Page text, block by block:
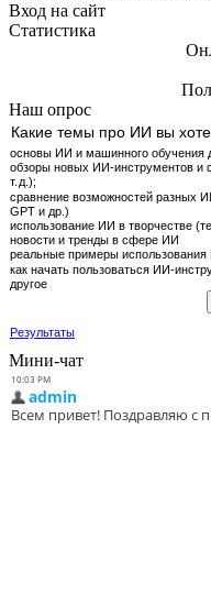
Вход на сайт
Статистика
Наш опрос
Какие темы про ИИ вы
основы ИИ и машинного обучения
обзоры новых ИИ‑инструментов и
т. д.);
сравнение возможностей разных
GPT и др.)
использование ИИ в творчестве
новости и тренды в сфере ИИ
реальные примеры
как начать пользоваться
другое
Результаты
Мини-чат